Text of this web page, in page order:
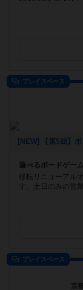
プレイスペース
遊べるボードゲーム
移転リニューアル
す。土日のみの営
プレイスペース
京